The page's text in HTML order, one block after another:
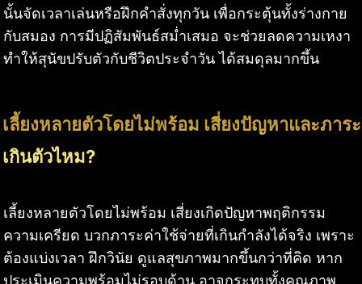
นั้นจัดเวลาเล่นหรือฝึกคำสั่งทุกวัน เพื่อกระตุ้นทั้งร่างกาย
กับสมอง การมีปฏิสัมพันธ์สม่ำเสมอ จะช่วยลดความเหงา
ทำให้สุนัขปรับตัวกับชีวิตประจำวัน ได้สมดุลมากขึ้น
เลี้ยงหลายตัวโดยไม่พร้อม เสี่ยงปัญหาและภาระ
เกินตัวไหม?
เลี้ยงหลายตัวโดยไม่พร้อม เสี่ยงเกิดปัญหาพฤติกรรม
ความเครียด บวกภาระค่าใช้จ่ายที่เกินกำลังได้จริง เพราะ
ต้องแบ่งเวลา ฝึกวินัย ดูแลสุขภาพมากขึ้นกว่าที่คิด หาก
ประเมินความพร้อมไม่รอบด้าน อาจกระทบทั้งคุณภาพ